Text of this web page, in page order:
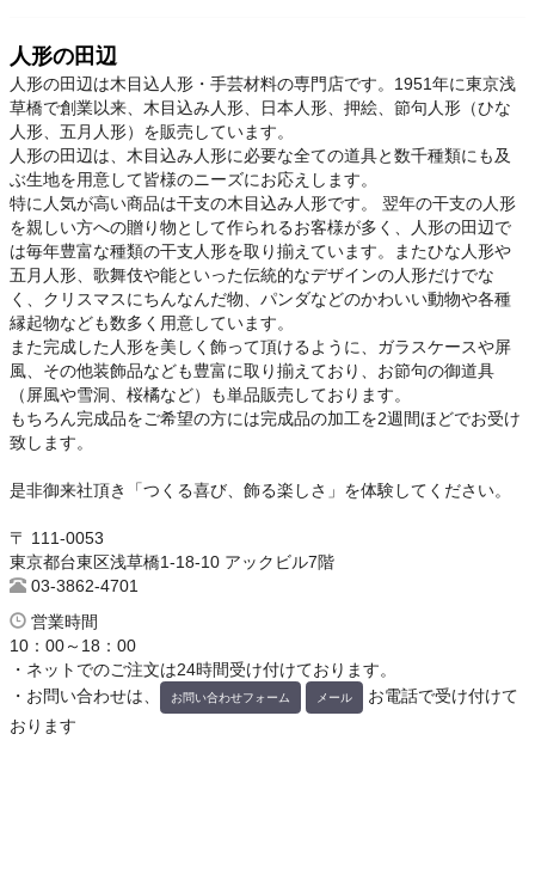
人形の田辺
人形の田辺は木目込人形・手芸材料の専門店です。1951年に東京浅
草橋で創業以来、木目込み人形、日本人形、押絵、節句人形（ひな
人形、五月人形）を販売しています。
人形の田辺は、木目込み人形に必要な全ての道具と数千種類にも及
ぶ生地を用意して皆様のニーズにお応えします。
特に人気が高い商品は干支の木目込み人形です。 翌年の干支の人形
を親しい方への贈り物として作られるお客様が多く、人形の田辺で
は毎年豊富な種類の干支人形を取り揃えています。またひな人形や
五月人形、歌舞伎や能といった伝統的なデザインの人形だけでな
く、クリスマスにちんなんだ物、パンダなどのかわいい動物や各種
縁起物なども数多く用意しています。
また完成した人形を美しく飾って頂けるように、ガラスケースや屏
風、その他装飾品なども豊富に取り揃えており、お節句の御道具
（屏風や雪洞、桜橘など）も単品販売しております。
もちろん完成品をご希望の方には完成品の加工を2週間ほどでお受け
致します。
是非御来社頂き「つくる喜び、飾る楽しさ」を体験してください。
〒 111-0053
東京都台東区浅草橋1-18-10 アックビル7階
03-3862-4701
営業時間
10：00～18：00
・ネットでのご注文は24時間受け付けております。
・お問い合わせは、
お問い合わせフォーム メール
お電話で受け付けて
おります